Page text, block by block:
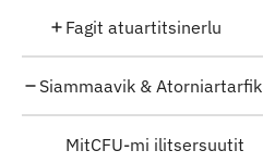
Fagit atuartitsinerlu
Siammaavik & Atorniartarfik
MitCFU-mi ilitsersuutit